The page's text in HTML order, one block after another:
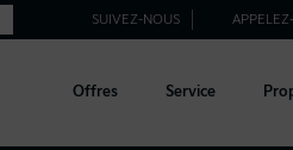
SUIVEZ-NOUS
Offres Service